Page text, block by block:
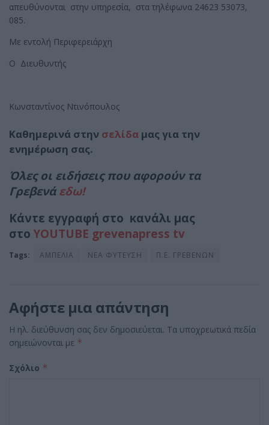
απευθύνονται στην υπηρεσία, στα τηλέφωνα 24623 53073,
085.
Με εντολή Περιφερειάρχη
Ο Διευθυντής
Κωνσταντίνος Ντινόπουλος
Καθημερινά στην σελίδα μας για την
ενημέρωση σας.
Όλες οι ειδήσεις που αφορούν τα
Γρεβενάεδω!
Κάντε εγγραφή στο κανάλι μας
στο YOUTUBE grevenapress tv
Tags: ΑΜΠΕΛΙΑ ΝΕΑ ΦΥΤΕΥΣΗ Π.Ε. ΓΡΕΒΕΝΩΝ
Αφήστε μια απάντηση
Η ηλ. διεύθυνση σας δεν δημοσιεύεται. Τα υποχρεωτικά πεδία
σημειώνονται με *
Σχόλιο *